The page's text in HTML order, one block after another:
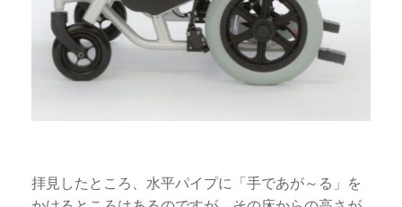
拝見したところ、水平パイプに「手であが～る」を